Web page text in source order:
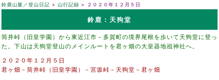
鈴鹿山脈／登山日記 山行記録 ２０２０年１２月５日
鈴鹿：天狗堂
筒井峠（旧皇学園）から東近江市－多賀町の境界尾根を歩いて天狗堂に登っ
た。下山は天狗堂登山のメインルートを君ヶ畑の大皇器地祖神社へ。
２０２０年１２月５日
君ヶ畑－筒井峠（旧皇学園）－宮坂峠－天狗堂－君ヶ畑